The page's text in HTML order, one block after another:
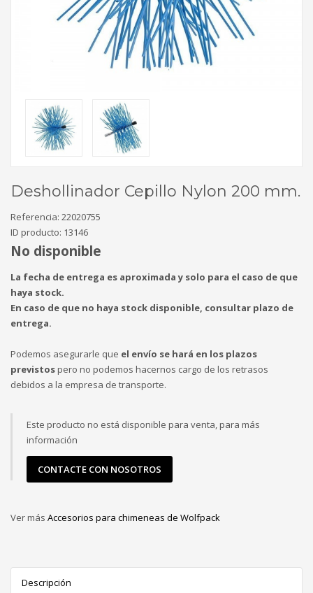
Deshollinador Cepillo Nylon 200 mm.
Referencia: 22020755
ID producto: 13146
No disponible
La fecha de entrega es aproximada y solo para el caso de que
haya stock.
En caso de que no haya stock disponible, consultar plazo de
entrega.
Podemos asegurarle que el envío se hará en los plazos
previstospero no podemos hacernos cargo de los retrasos
debidos a la empresa de transporte.
Este producto no está disponible para venta, para más
información
CONTACTE CON NOSOTROS
Ver más Accesorios para chimeneas de Wolfpack
Descripción